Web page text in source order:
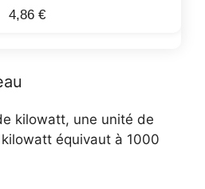
4,86 €
kilowatt, une unité de
équivaut à 1000